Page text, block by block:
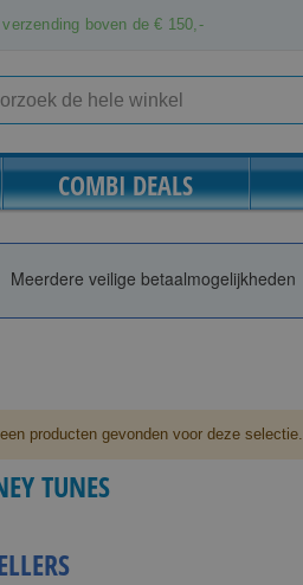
boven de € 150,-
COMBI DEALS
Meerdere veilige betaalmogelijkheden
producten gevonden voor deze selectie.
TUNES